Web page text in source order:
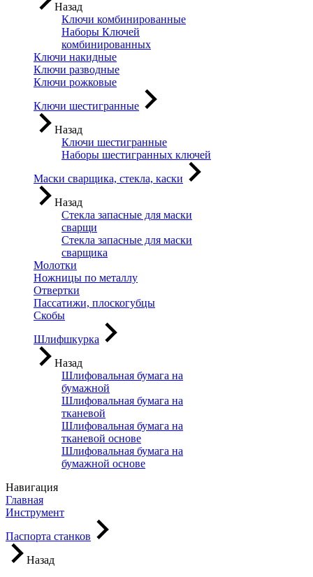
Назад
Ключи комбинированные
Наборы Ключей
комбинированных
Ключи накидные
Ключи разводные
Ключи рожковые
Ключи шестигранные
Назад
Ключи шестигранные
Наборы шестигранных ключей
Маски сварщика, стекла, каски
Назад
Стекла запасные для маски
сварщи
Стекла запасные для маски
сварщика
Молотки
Ножницы по металлу
Отвертки
Пассатижи, плоскогубцы
Скобы
Шлифшкурка
Назад
Шлифовальная бумага на
бумажной
Шлифовальная бумага на
тканевой
Шлифовальная бумага на
тканевой основе
Шлифовальная бумага на
бумажной основе
Навигация
Главная
Инструмент
Паспорта станков
Назад